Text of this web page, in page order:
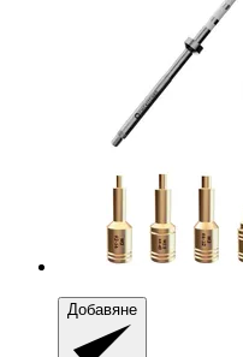
Добавяне